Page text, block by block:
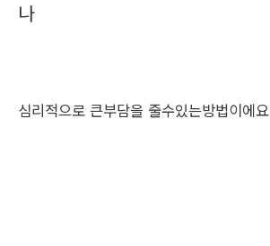
나
심리적으로 큰부담을 줄수있는방법이에요